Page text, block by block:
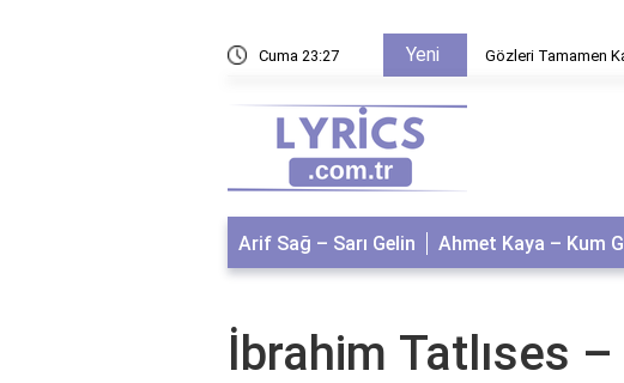
Cuma 23:27 Yeni Gözleri Tamamen
Arif Sağ – Sarı Gelin Ahmet Kaya – Kum
İbrahim Tatlıses